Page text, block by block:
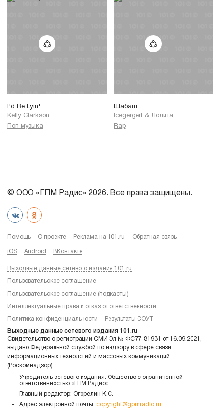
I'd Be Lyin'
Kelly Clarkson
Поп музыка
Шабаш
Icegergert & Лолита
Rap
© ООО «ГПМ Радио» 2026. Все права защищены.
Помощь О проекте Реклама на 101.ru Обратная связь
iOS Android ВКонтакте
Выходные данные сетевого издания 101.ru
Пользовательское соглашение
Пользовательское соглашение (подкасты)
Интеллектуальные права и отказ от ответственности
Политика конфиденциальности Результаты СОУТ
Выходные данные сетевого издания 101.ru
Свидетельство о регистрации СМИ Эл № ФС77-81931 от 16.09.2021,
выдано Федеральной службой по надзору в сфере связи,
информационных технологий и массовых коммуникаций
(Роскомнадзор).
Учредитель сетевого издания: Общество с ограниченной
ответственностью «ГПМ Радио»
Главный редактор: Огорелин К.С.
Адрес электронной почты: copyright@gpmradio.ru